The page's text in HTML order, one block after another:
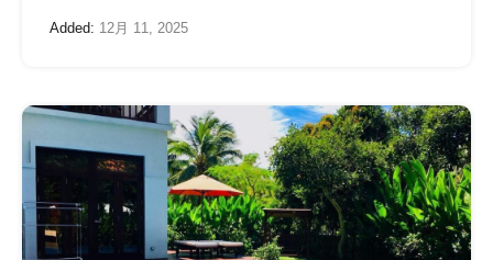
Added: 12月 11, 2025